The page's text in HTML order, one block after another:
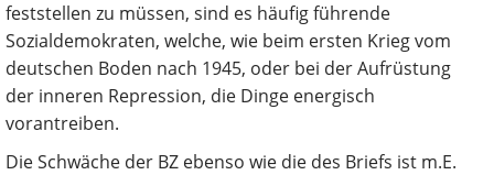
feststellen zu müssen, sind es häufig führende
Sozialdemokraten, welche, wie beim ersten Krieg vom
deutschen Boden nach 1945, oder bei der Aufrüstung
der inneren Repression, die Dinge energisch
vorantreiben.
Die Schwäche der BZ ebenso wie die des Briefs ist m.E.